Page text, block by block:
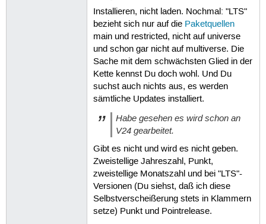
  Fan Speeds (RPM): N/A
Info:
Processes: 283 Uptime: 3m
  Shell: Bash inxi: 3.3.13
Installieren, nicht laden. Nochmal: "LTS"
bezieht sich nur auf die Paketquellen
main und restricted, nicht auf universe
und schon gar nicht auf multiverse. Die
Sache mit dem schwächsten Glied in der
Kette kennst Du doch wohl. Und Du
suchst auch nichts aus, es werden
sämtliche Updates installiert.
Habe gesehen es wird schon an
V24 gearbeitet.
Gibt es nicht und wird es nicht geben.
Zweistellige Jahreszahl, Punkt,
zweistellige Monatszahl und bei "LTS"-
Versionen (Du siehst, daß ich diese
Selbstverscheißerung stets in Klammern
setze) Punkt und Pointrelease.